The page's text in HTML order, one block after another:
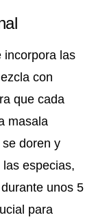
incorpora las
con
que cada
masala
doren y
especias,
unos 5
para